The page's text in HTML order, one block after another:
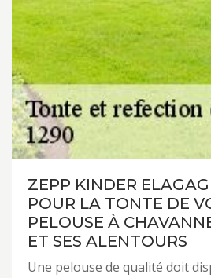
ZEPP KINDER
POUR LA TONTE DE
PELOUSE À
ET SES ALENTOURS
Une pelouse de qualité doit